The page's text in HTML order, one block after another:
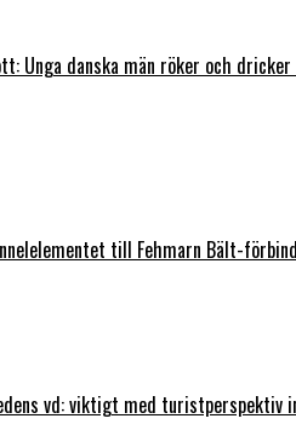
Unga danska män röker och
till Fehmarn Bält-
vd: viktigt med turistperspektiv